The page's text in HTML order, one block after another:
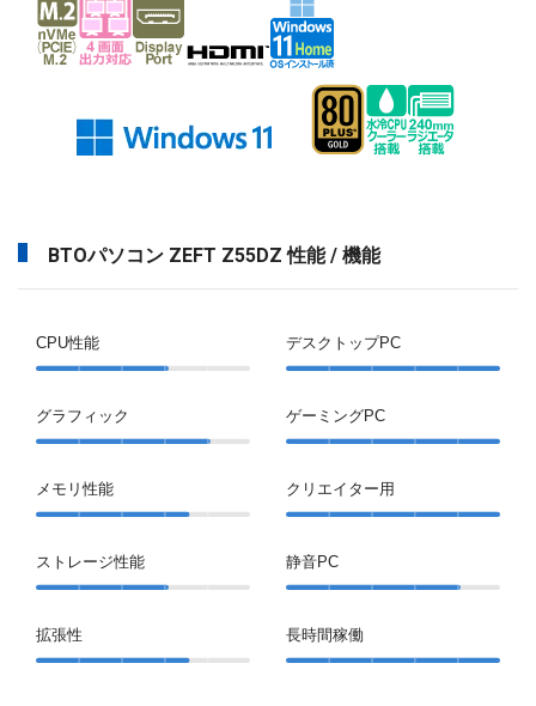
BTOパソコン ZEFT Z55DZ 性能 / 機能
CPU性能
グラフィック
メモリ性能
ストレージ性能
拡張性
デスクトップPC
ゲーミングPC
クリエイター用
静音PC
長時間稼働